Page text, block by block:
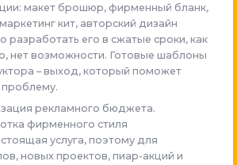
макет брошюр, фирменный бланк,
кит, авторский дизайн
разработать его в сжатые сроки, как
нет возможности. Готовые шаблоны
– выход, который поможет
рекламного бюджета.
фирменного стиля
услуга, поэтому для
новых проектов, пиар-акций и